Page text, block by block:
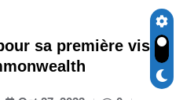
sa première visite